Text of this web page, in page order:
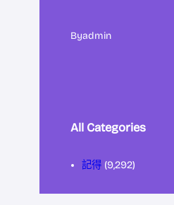
Byadmin
All Categories
記得 (9,292)